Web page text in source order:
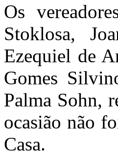
Os
Stoklosa,
Ezequiel de
Gomes
Palma Sohn,
ocasião não
Casa.